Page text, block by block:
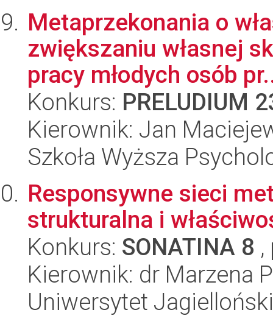
Metaprzekonania o
zwiększaniu własnej
pracy młodych osób
Konkurs: PRELUDIUM
Kierownik: Jan
Szkoła Wyższa
Responsywne sieci
strukturalna i
Konkurs: SONATINA 8
Kierownik: dr Marzena
Uniwersytet Jagielloński